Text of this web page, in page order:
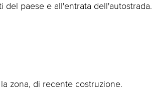
paese e all'entrata dell'autostrada.
zona, di recente costruzione.